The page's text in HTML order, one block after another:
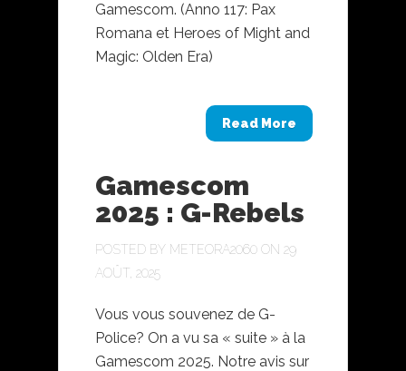
Gamescom. (Anno 117: Pax
Romana et Heroes of Might and
Magic: Olden Era)
Read More
Gamescom
2025 : G-Rebels
POSTED BY METEORA2060 ON 29
AOÛT, 2025
Vous vous souvenez de G-
Police? On a vu sa « suite » à la
Gamescom 2025. Notre avis sur